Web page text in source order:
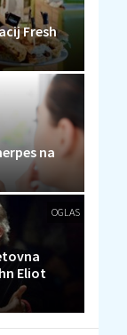
Fresh
na
OGLAS
Eliot